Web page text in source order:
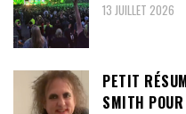
13 JUILLET 2026
PETIT
SMITH